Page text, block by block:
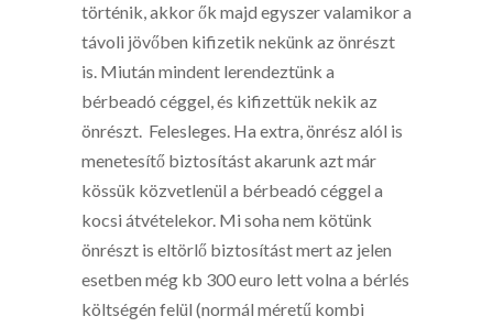
történik, akkor ők majd egyszer valamikor a
távoli jövőben kifizetik nekünk az önrészt
is. Miután mindent lerendeztünk a
bérbeadó céggel, és kifizettük nekik az
önrészt. Felesleges. Ha extra, önrész alól is
menetesítő biztosítást akarunk azt már
kössük közvetlenül a bérbeadó céggel a
kocsi átvételekor. Mi soha nem kötünk
önrészt is eltörlő biztosítást mert az jelen
esetben még kb 300 euro lett volna a bérlés
költségén felül (normál méretű kombi